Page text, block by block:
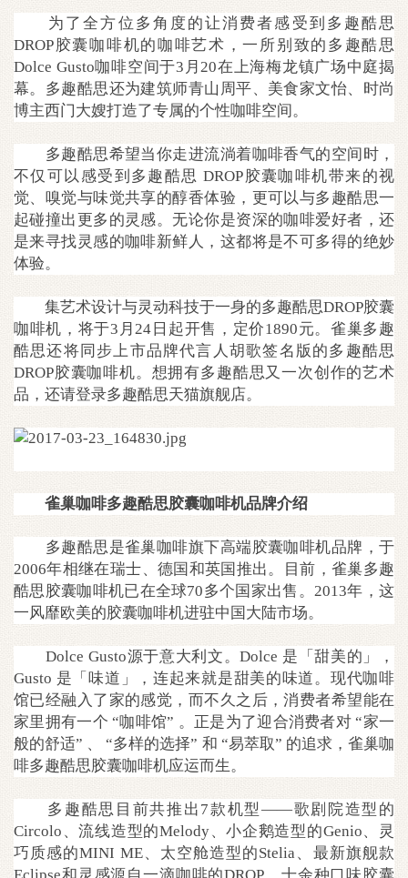
为了全方位多角度的让消费者感受到多趣酷思
DROP胶囊咖啡机的咖啡艺术，一所别致的多趣酷思
Dolce Gusto咖啡空间于3月20在上海梅龙镇广场中庭揭
幕。多趣酷思还为建筑师青山周平、美食家文怡、时尚
博主西门大嫂打造了专属的个性咖啡空间。
多趣酷思希望当你走进流淌着咖啡香气的空间时，
不仅可以感受到多趣酷思 DROP胶囊咖啡机带来的视
觉、嗅觉与味觉共享的醇香体验，更可以与多趣酷思一
起碰撞出更多的灵感。无论你是资深的咖啡爱好者，还
是来寻找灵感的咖啡新鲜人，这都将是不可多得的绝妙
体验。
集艺术设计与灵动科技于一身的多趣酷思DROP胶囊
咖啡机，将于3月24日起开售，定价1890元。雀巢多趣
酷思还将同步上市品牌代言人胡歌签名版的多趣酷思
DROP胶囊咖啡机。想拥有多趣酷思又一次创作的艺术
品，还请登录多趣酷思天猫旗舰店。
雀巢咖啡多趣酷思胶囊咖啡机品牌介绍
多趣酷思是雀巢咖啡旗下高端胶囊咖啡机品牌，于
2006年相继在瑞士、德国和英国推出。目前，雀巢多趣
酷思胶囊咖啡机已在全球70多个国家出售。2013年，这
一风靡欧美的胶囊咖啡机进驻中国大陆市场。
Dolce Gusto源于意大利文。Dolce 是「甜美的」，
Gusto 是「味道」，连起来就是甜美的味道。现代咖啡
馆已经融入了家的感觉，而不久之后，消费者希望能在
家里拥有一个 “咖啡馆” 。正是为了迎合消费者对 “家一
般的舒适” 、 “多样的选择” 和 “易萃取” 的追求，雀巢咖
啡多趣酷思胶囊咖啡机应运而生。
多趣酷思目前共推出7款机型——歌剧院造型的
Circolo、流线造型的Melody、小企鹅造型的Genio、灵
巧质感的MINI ME、太空舱造型的Stelia、最新旗舰款